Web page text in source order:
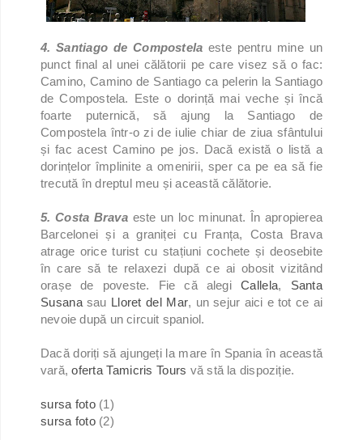
4. Santiago de Compostela este pentru mine un
punct final al unei călătorii pe care visez să o fac:
Camino, Camino de Santiago ca pelerin la Santiago
de Compostela. Este o dorință mai veche și încă
foarte puternică, să ajung la Santiago de
Compostela într-o zi de iulie chiar de ziua sfântului
și fac acest Camino pe jos. Dacă există o listă a
dorințelor împlinite a omenirii, sper ca pe ea să fie
trecută în dreptul meu și această călătorie.
5. Costa Bravaeste un loc minunat. În apropierea
Barcelonei și a graniței cu Franța, Costa Brava
atrage orice turist cu stațiuni cochete și deosebite
în care să te relaxezi după ce ai obosit vizitând
orașe de poveste. Fie că alegiCallela, Santa
Susanasau Lloret del Mar, un sejur aici e tot ce ai
nevoie după un circuit spaniol.
Dacă doriți să ajungeți la mare în Spania în această
vară,oferta Tamicris Tours vă stă la dispoziție.
sursa foto (1)
sursa foto (2)